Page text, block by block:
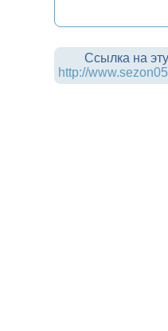
Ссылка на
http://